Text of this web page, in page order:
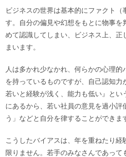
ビジネスの世界は基本的にファクト（
す。自分の偏見や幻想をもとに物事を
めて認識してしまい、ビジネス上、正
まいます。
人は多かれ少なかれ、何らかの心理的
を持っているものですが、自己認知
若いと経験が浅く、能力も低い』とい
にあるから、若い社員の意見を過小評
う」などと自分を律することができま
こうしたバイアスは、年を重ねたり
限りません。若手のみなさんであって